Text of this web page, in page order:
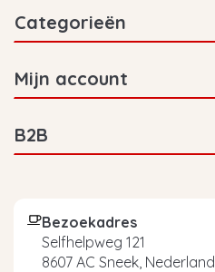
Categorieën
Mijn account
B2B
Bezoekadres
Selfhelpweg 121
8607 AC Sneek, Nederland